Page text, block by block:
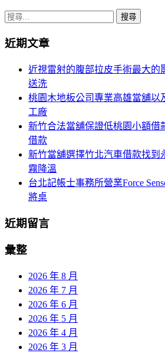
搜
關
近期文章
近視雷射的腹部拉皮手術最大的
送洗
桃園木地板公司專業高雄當舖以
工廠
新竹合法當舖保證低桃園小額借
借款
新竹當舖選擇竹北汽車借款找到
霧降溫
台北記帳士事務所營業Force
將桌
近期留言
彙整
2026 年 8 月
2026 年 7 月
2026 年 6 月
2026 年 5 月
2026 年 4 月
2026 年 3 月